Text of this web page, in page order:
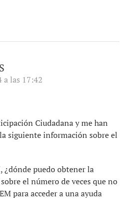
a las 17:42
Ciudadana y me han
siguiente información sobre el
¿dónde puedo obtener la
el número de veces que no
para acceder a una ayuda